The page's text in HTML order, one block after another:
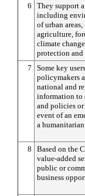
6
They support
including
of urban
agriculture,
climate
protection and
7
Some key
policymakers
national and
information to
and policies
event of an
a humanitarian
8
Based on the
value-added
public or
business